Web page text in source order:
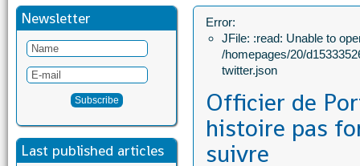
Newsletter
Last published articles
Error:
JFile: :read: Unable to
/homepages/20/
twitter.json
Officier de
histoire pas
suivre